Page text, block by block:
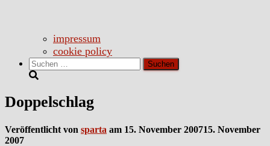
impressum
cookie policy
Suchen
nach:
Doppelschlag
Veröffentlicht von sparta am 15. November 200715. November
2007